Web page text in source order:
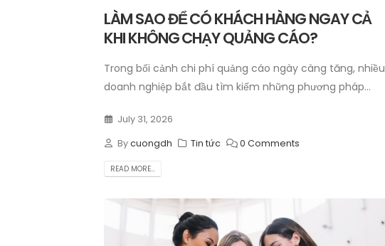
LÀM SAO ĐỂ CÓ KHÁCH HÀNG NGAY CẢ
KHI KHÔNG CHẠY QUẢNG CÁO?
Trong bối cảnh chi phí quảng cáo ngày càng tăng, nhiều
doanh nghiệp bắt đầu tìm kiếm những phương pháp...
July 31, 2026
Bycuongdh Tin tức 0 Comments
READ MORE...